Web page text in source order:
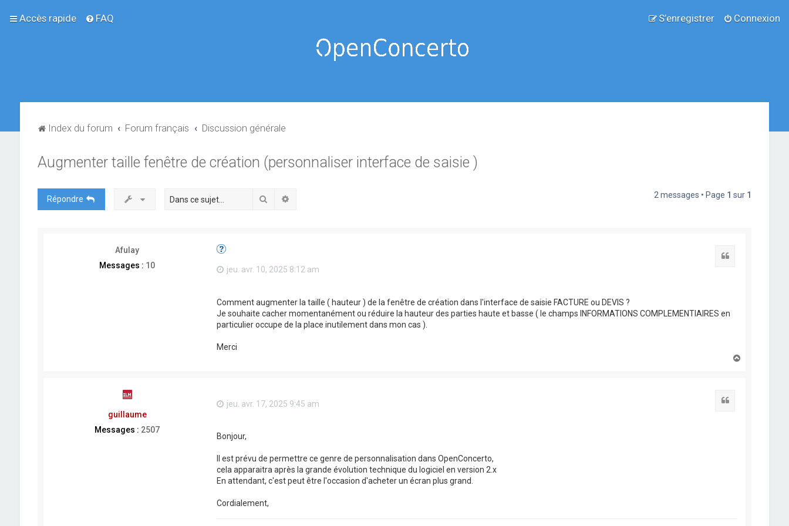
Accès rapide FAQ Connexion
S’enregistrer
Index du forum Forum français Discussion générale
Augmenter taille fenêtre de création (personnaliser interface de saisie )
Répondre Rechercher 2 messages • Page 1 sur 1
Afulay
Messages : 10
jeu. avr. 10, 2025 8:12 am
Comment augmenter la taille ( hauteur ) de la fenêtre de création dans l'interface de saisie FACTURE ou DEVIS ?
Je souhaite cacher momentanément ou réduire la hauteur des parties haute et basse ( le champs INFORMATIONS COMPLEMENTIAIRES en
particulier occupe de la place inutilement dans mon cas ).
Merci
guillaume
Messages : 2507
jeu. avr. 17, 2025 9:45 am
Bonjour,
Il est prévu de permettre ce genre de personnalisation dans OpenConcerto,
cela apparaitra après la grande évolution technique du logiciel en version 2.x
En attendant, c'est peut être l'occasion d'acheter un écran plus grand.
Cordialement,